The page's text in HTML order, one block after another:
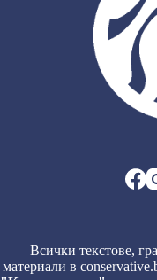
Всички текстове,
материали в